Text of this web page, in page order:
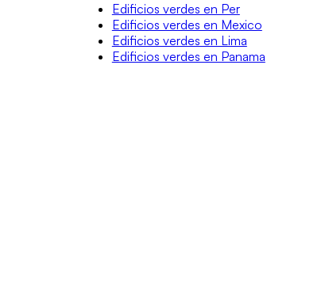
Edificios verdes en Per
Edificios verdes en Mexico
Edificios verdes en Lima
Edificios verdes en Panama